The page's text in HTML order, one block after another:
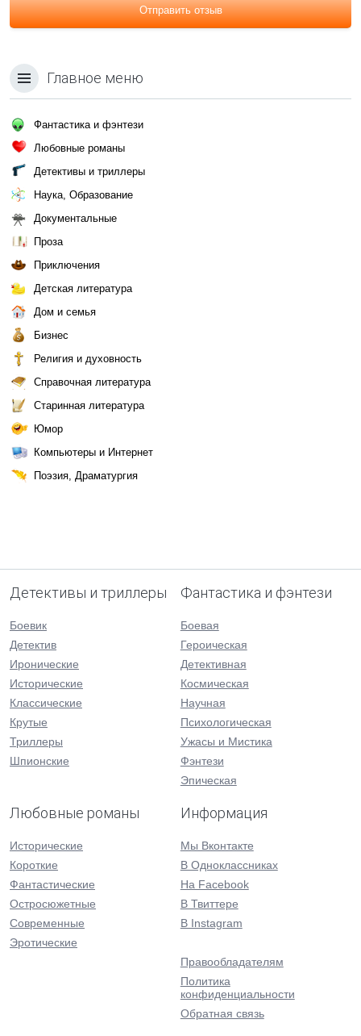
Отправить отзыв
Главное меню
Фантастика и фэнтези
Любовные романы
Детективы и триллеры
Наука, Образование
Документальные
Проза
Приключения
Детская литература
Дом и семья
Бизнес
Религия и духовность
Справочная литература
Старинная литература
Юмор
Компьютеры и Интернет
Поэзия, Драматургия
Детективы и триллеры
Боевик
Детектив
Иронические
Исторические
Классические
Крутые
Триллеры
Шпионские
Фантастика и фэнтези
Боевая
Героическая
Детективная
Космическая
Научная
Психологическая
Ужасы и Мистика
Фэнтези
Эпическая
Любовные романы
Исторические
Короткие
Фантастические
Остросюжетные
Современные
Эротические
Информация
Мы Вконтакте
В Одноклассниках
На Facebook
В Твиттере
В Instagram
Правообладателям
Политика
конфиденциальности
Обратная связь